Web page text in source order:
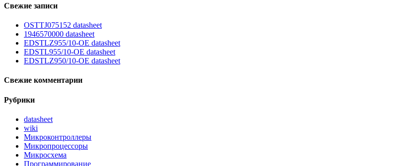
Свежие записи
OSTTJ075152 datasheet
1946570000 datasheet
EDSTLZ955/10-OE datasheet
EDSTL955/10-OE datasheet
EDSTLZ950/10-OE datasheet
Свежие комментарии
Рубрики
datasheet
wiki
Микроконтроллеры
Микропроцессоры
Микросхема
Программирование